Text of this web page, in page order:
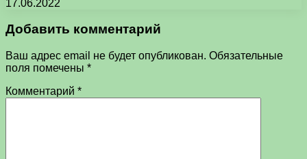
17.06.2022
Добавить комментарий
Ваш адрес email не будет опубликован. Обязательные
поля помечены *
Комментарий *